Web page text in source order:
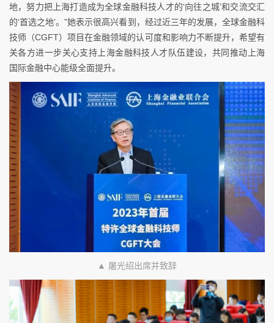
地，努力把上海打造成为全球金融科技人才的‘向往之城’和交流交汇
的‘首选之地’。”她表示很高兴看到，经过近三年的发展，全球金融科
技师（CGFT）项目在金融领域的认可度和影响力不断提升，希望有
关各方进一步关心支持上海金融科技人才队伍建设，共同推动上海
国际金融中心能级全面提升。
▲ 屠光绍出席并致辞